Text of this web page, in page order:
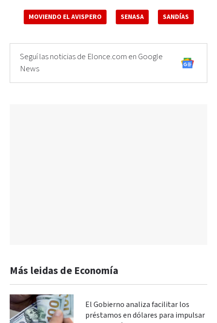
MOVIENDO EL AVISPERO SENASA SANDÍAS
Seguí las noticias de Elonce.com en Google
News
Más leidas de Economía
El Gobierno analiza facilitar los
préstamos en dólares para impulsar